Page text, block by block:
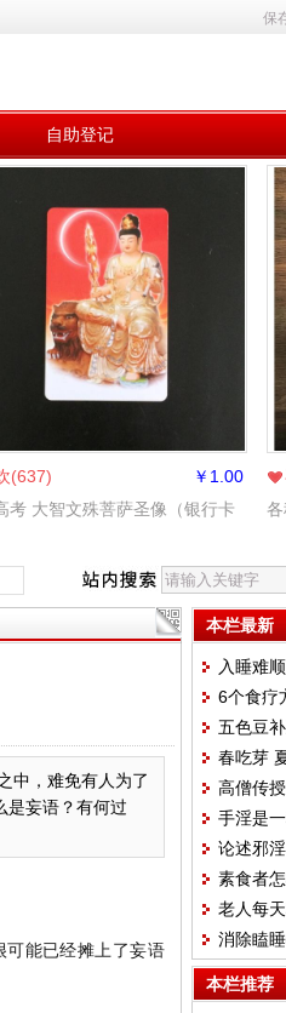
保
自助登记
￥ 1.00
(637)
考 大智文殊菩萨圣像（银行卡
中，难免有人为了
是妄语？有何过
可能已经摊上了妄语
本栏最新
入睡难
6个食疗
五色豆
春吃芽
高僧传
件法宝
手淫是
福报
论述邪
素食者
老人每
消除瞌
本栏推荐